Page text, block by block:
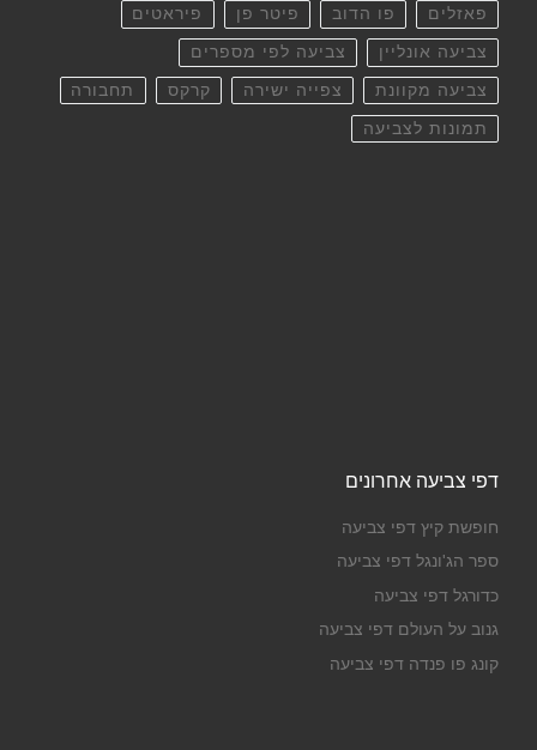
פאזלים פו הדוב פיטר פן פיראטים
צביעה אונליין צביעה לפי מספרים
צביעה מקוונת צפייה ישירה קרקס תחבורה
תמונות לצביעה
דפי צביעה אחרונים
חופשת קיץ דפי צביעה
ספר הג'ונגל דפי צביעה
כדורגל דפי צביעה
גנוב על העולם דפי צביעה
קונג פו פנדה דפי צביעה